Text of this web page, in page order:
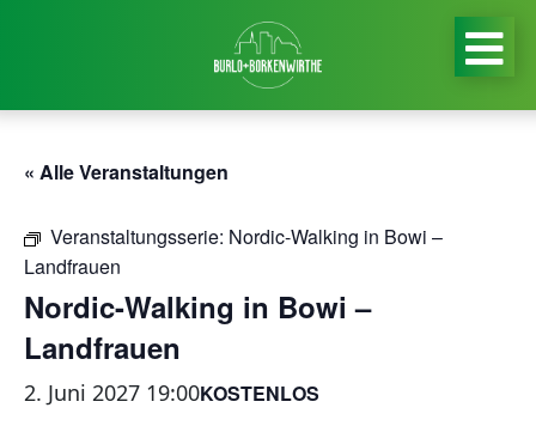
« Alle Veranstaltungen
Veranstaltungsserie: Nordic-Walking in Bowi –
Landfrauen
Nordic-Walking in Bowi –
Landfrauen
2. Juni 2027 19:00KOSTENLOS